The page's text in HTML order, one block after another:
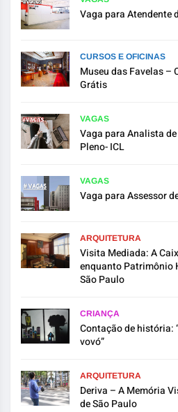
Vaga para Atendente
CURSOS E OFICINAS
Museu das Favelas
Grátis
VAGAS
Vaga para Analista
Pleno- ICL
VAGAS
Vaga para Assessor
ARQUITETURA
Visita Mediada: A
enquanto Patrimônio
São Paulo
CRIANÇA
Contação de história:
vovó”
ARQUITETURA
Deriva – A Memória
de São Paulo